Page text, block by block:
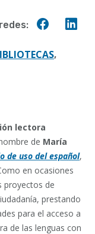
,
lectora
de María
de uso del español,
en ocasiones
proyectos de
prestando
para el acceso a
de las lenguas con